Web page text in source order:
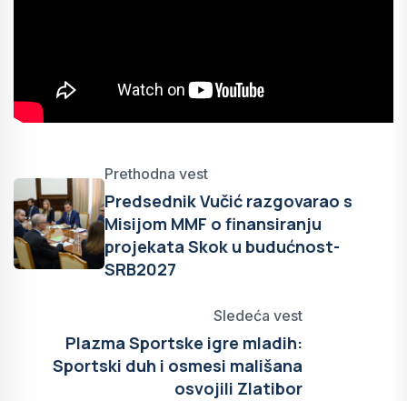
Prethodna vest
Predsednik Vučić razgovarao s
Misijom MMF o finansiranju
projekata Skok u budućnost-
SRB2027
Sledeća vest
Plazma Sportske igre mladih:
Sportski duh i osmesi mališana
osvojili Zlatibor